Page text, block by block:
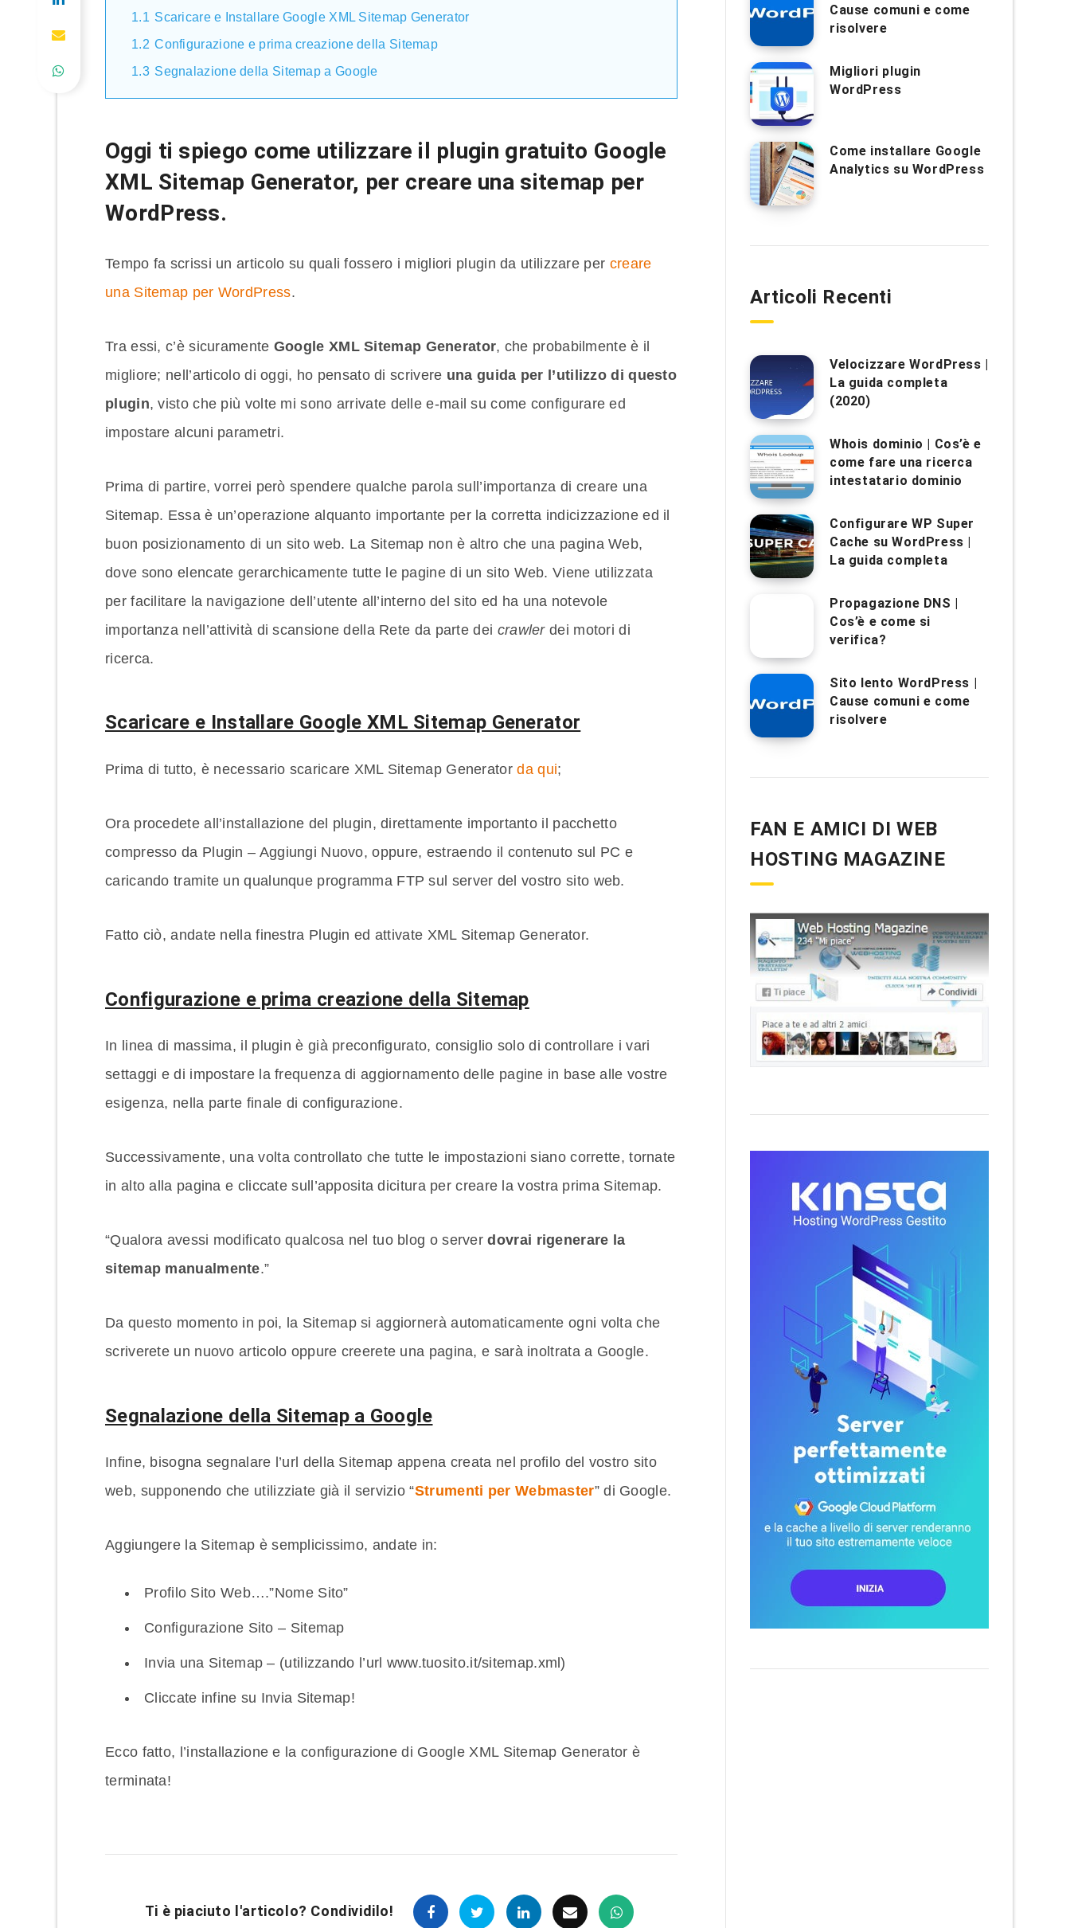
1.1 Scaricare e Installare Google XML Sitemap Generator
1.2 Configurazione e prima creazione della Sitemap
1.3 Segnalazione della Sitemap a Google
Oggi ti spiego come utilizzare il plugin gratuito Google
XML Sitemap Generator, per creare una sitemap per
WordPress.
Tempo fa scrissi un articolo su quali fossero i migliori plugin da utilizzare per creare
una Sitemap per WordPress.
Tra essi, c’è sicuramente Google XML Sitemap Generator, che probabilmente è il
migliore; nell’articolo di oggi, ho pensato di scrivere una guida per l’utilizzo di questo
plugin, visto che più volte mi sono arrivate delle e-mail su come configurare ed
impostare alcuni parametri.
Prima di partire, vorrei però spendere qualche parola sull’importanza di creare una
Sitemap. Essa è un’operazione alquanto importante per la corretta indicizzazione ed il
buon posizionamento di un sito web. La Sitemap non è altro che una pagina Web,
dove sono elencate gerarchicamente tutte le pagine di un sito Web. Viene utilizzata
per facilitare la navigazione dell’utente all’interno del sito ed ha una notevole
importanza nell’attività di scansione della Rete da parte dei crawlerdei motori di
ricerca.
Scaricare e Installare Google XML Sitemap Generator
Prima di tutto, è necessario scaricare XML Sitemap Generatorda qui;
Ora procedete all’installazione del plugin, direttamente importanto il pacchetto
compresso da Plugin – Aggiungi Nuovo, oppure, estraendo il contenuto sul PC e
caricando tramite un qualunque programma FTP sul server del vostro sito web.
Fatto ciò, andate nella finestra Plugin ed attivate XML Sitemap Generator.
Configurazione e prima creazione della Sitemap
In linea di massima, il plugin è già preconfigurato, consiglio solo di controllare i vari
settaggi e di impostare la frequenza di aggiornamento delle pagine in base alle vostre
esigenza, nella parte finale di configurazione.
Successivamente, una volta controllato che tutte le impostazioni siano corrette, tornate
in alto alla pagina e cliccate sull’apposita dicitura per creare la vostra prima Sitemap.
“Qualora avessi modificato qualcosa nel tuo blog o serverdovrai rigenerare la
sitemap manualmente.”
Da questo momento in poi, la Sitemap si aggiornerà automaticamente ogni volta che
scriverete un nuovo articolo oppure creerete una pagina, e sarà inoltrata a Google.
Segnalazione della Sitemap a Google
Infine, bisogna segnalare l’url della Sitemap appena creata nel profilo del vostro sito
web, supponendo che utilizziate già il servizio “Strumenti per Webmaster” di Google.
Aggiungere la Sitemap è semplicissimo, andate in:
Profilo Sito Web….”Nome Sito”
Configurazione Sito – Sitemap
Invia una Sitemap – (utilizzando l’url www.tuosito.it/sitemap.xml)
Cliccate infine su Invia Sitemap!
Ecco fatto, l’installazione e la configurazione di Google XML Sitemap Generator è
terminata!
Ti è piaciuto l'articolo? Condividilo!
Cause comuni e come
risolvere
Migliori plugin
WordPress
Come installare Google
Analytics su WordPress
Articoli Recenti
Velocizzare WordPress |
La guida completa
(2020)
Whois dominio | Cos’è e
come fare una ricerca
intestatario dominio
Configurare WP Super
Cache su WordPress |
La guida completa
Propagazione DNS |
Cos’è e come si
verifica?
Sito lento WordPress |
Cause comuni e come
risolvere
FAN E AMICI DI WEB
HOSTING MAGAZINE